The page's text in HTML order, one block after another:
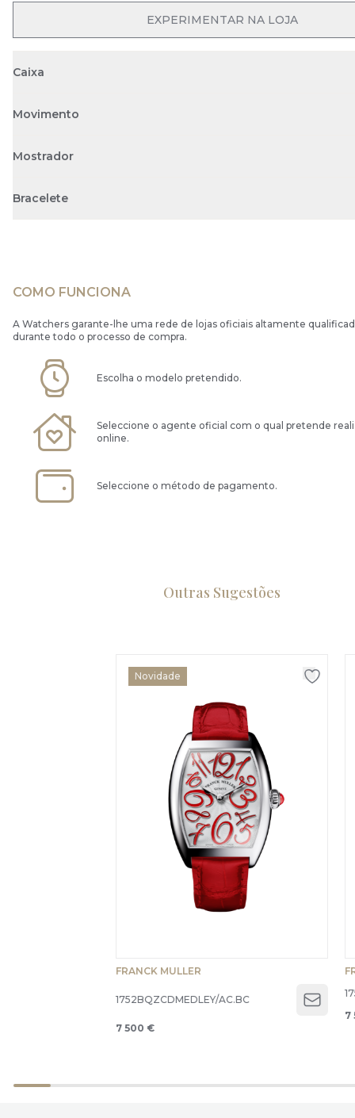
EXPERIMENTAR NA LOJA
Caixa
Movimento
Mostrador
Bracelete
COMO FUNCIONA
A Watchers garante-lhe uma rede de lojas oficiais altamente
durante todo o processo de compra.
Escolha o modelo pretendido.
Seleccione o agente oficial com o qual pretende
online.
Seleccione o método de pagamento.
Outras Sugestões
Novidade
FRANCK MULLER
1752BQZCDMEDLEY/AC.BC
Open
7 500 €
7